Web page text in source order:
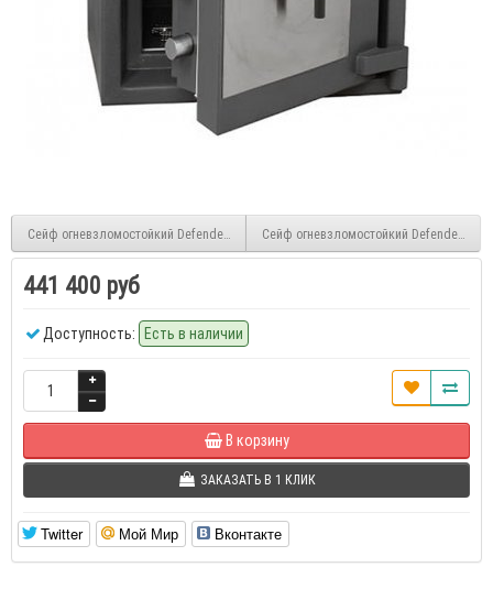
Сейф огневзломостойкий Defender Pro 314 ELСейф огневзломостойкий Defender Pro
441 400 руб
Доступность: Есть в наличии
В корзину
ЗАКАЗАТЬ В 1 КЛИК
Twitter Мой Мир Вконтакте